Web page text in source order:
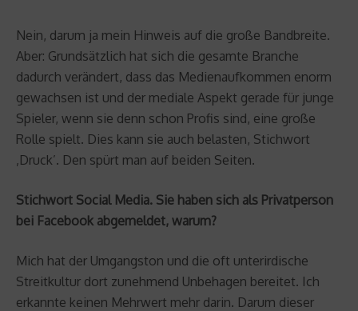
Nein, darum ja mein Hinweis auf die große Bandbreite.
Aber: Grundsätzlich hat sich die gesamte Branche
dadurch verändert, dass das Medienaufkommen enorm
gewachsen ist und der mediale Aspekt gerade für junge
Spieler, wenn sie denn schon Profis sind, eine große
Rolle spielt. Dies kann sie auch belasten, Stichwort
‚Druck’. Den spürt man auf beiden Seiten.
Stichwort Social Media. Sie haben sich als Privatperson
bei Facebook abgemeldet, warum?
Mich hat der Umgangston und die oft unterirdische
Streitkultur dort zunehmend Unbehagen bereitet. Ich
erkannte keinen Mehrwert mehr darin. Darum dieser